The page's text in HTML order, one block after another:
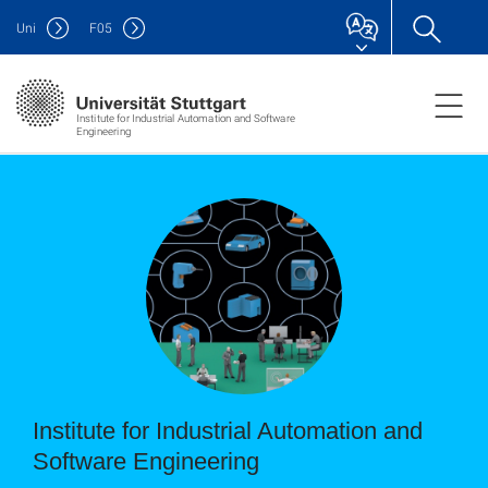
Institute for Industrial Automation and Software
Engineering
Uni F05
Institute for Industrial Automation and
Software Engineering